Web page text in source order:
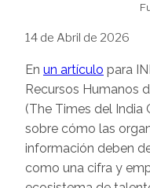
14 de Abril de 2026
En un artículo para
Recursos Humanos
(The Times del India
sobre cómo las
información deben
como una cifra y